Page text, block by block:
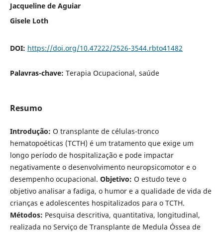
Jacqueline de Aguiar
Gisele Loth
DOI: https://doi.org/10.47222/2526-3544.rbto41482
Palavras-chave: Terapia Ocupacional, saúde
Resumo
Introdução: O transplante de células-tronco
hematopoéticas (TCTH) é um tratamento que exige um
longo período de hospitalização e pode impactar
negativamente o desenvolvimento neuropsicomotor e o
desempenho ocupacional. Objetivo: O estudo teve o
objetivo analisar a fadiga, o humor e a qualidade de vida de
crianças e adolescentes hospitalizados para o TCTH.
Métodos: Pesquisa descritiva, quantitativa, longitudinal,
realizada no Serviço de Transplante de Medula Óssea de